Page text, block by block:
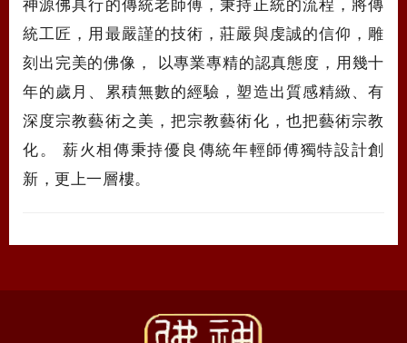
神源佛具行的傳統老師傅，秉持正統的流程，將傳
統工匠，用最嚴謹的技術，莊嚴與虔誠的信仰，雕
刻出完美的佛像， 以專業專精的認真態度，用幾十
年的歲月、累積無數的經驗，塑造出質感精緻、有
深度宗教藝術之美，把宗教藝術化，也把藝術宗教
化。 薪火相傳秉持優良傳統年輕師傅獨特設計創
新，更上一層樓。